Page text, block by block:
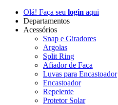
Olá! Faça seu login aqui
Departamentos
Acessórios
Snap e Giradores
Argolas
Split Ring
Afiador de Faca
Luvas para Encastoador
Encastoador
Repelente
Protetor Solar